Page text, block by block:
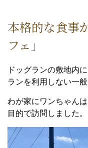
本格的な食事
フェ」
ドッグランの敷地内
ランを利用しない一
わが家にワンちゃん
目的で訪問しました。